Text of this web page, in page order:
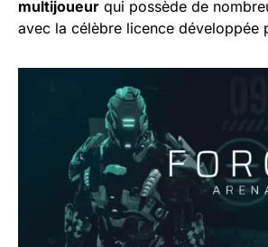
multijoueur qui possède de
avec la célèbre licence développée